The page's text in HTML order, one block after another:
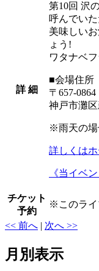
詳 細
第10回 沢
呼んでい
美味しい
ょう!
ワタナベ
■会場住所
〒657-0864
神戸市灘
※雨天の場
詳しくは
《当イベ
チケット
予約
※ このラ
<< 前へ | 次へ >>
月別表示